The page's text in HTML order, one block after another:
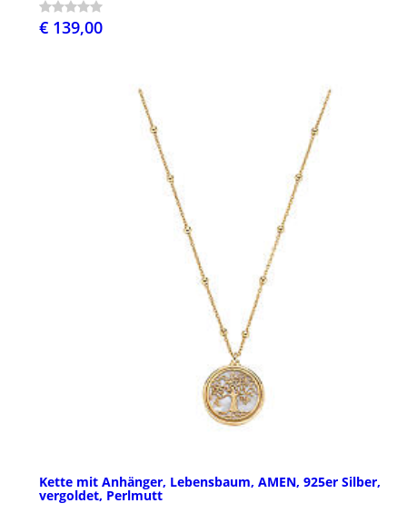
€ 139,00
Kette mit Anhänger, Lebensbaum, AMEN, 925er Silber,
vergoldet, Perlmutt